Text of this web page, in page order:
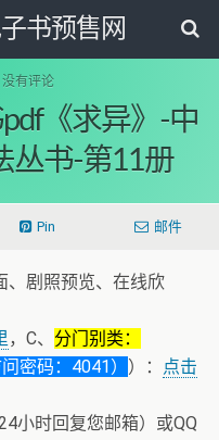
书预售网
有评论
《求异》-中
丛书-第11册
Pin 邮件
、剧照预览、在线欣
，C、 分门别类：
密码：4041） ）：
点击
小时回复您邮箱）或QQ